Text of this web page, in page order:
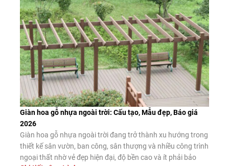
Giàn hoa gỗ nhựa ngoài trời: Cấu tạo, Mẫu đẹp, Báo giá
2026
Giàn hoa gỗ nhựa ngoài trời đang trở thành xu hướng trong
thiết kế sân vườn, ban công, sân thượng và nhiều công trình
ngoại thất nhờ vẻ đẹp hiện đại, độ bền cao và ít phải bảo